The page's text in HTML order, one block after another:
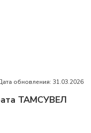
обновления: 31.03.2026
ТАМСУВЕЛ